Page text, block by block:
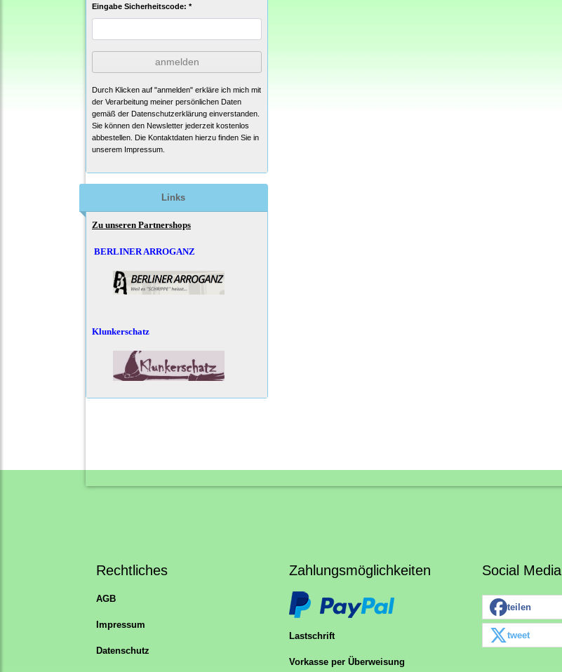
Eingabe Sicherheitscode: *
anmelden
Durch Klicken auf "anmelden" erkläre ich mich mit
der Verarbeitung meiner persönlichen Daten
gemäß der Datenschutzerklärung einverstanden.
Sie können den Newsletter jederzeit kostenlos
abbestellen. Die Kontaktdaten hierzu finden Sie in
unserem Impressum.
Links
Zu unseren Partnershops
BERLINER ARROGANZ
Klunkerschatz
Rechtliches
AGB
Impressum
Datenschutz
Zahlungsmöglichkeiten
Lastschrift
Vorkasse per Überweisung
Social Media
teilen
tweet